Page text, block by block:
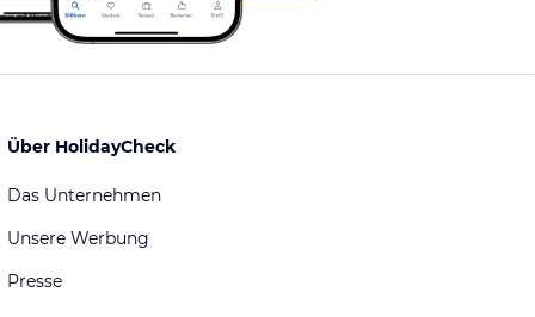
Über HolidayCheck
Das Unternehmen
Unsere Werbung
Presse